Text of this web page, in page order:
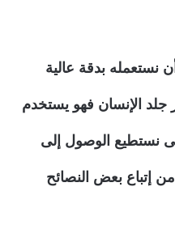
بدقة عالية
جلد الإنسان فهو يستخدم
نستطيع الوصول إلى
من إتباع بعض النصائح